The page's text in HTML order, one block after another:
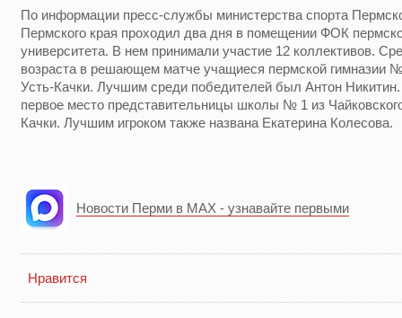
По информации пресс-службы министерства спорта
Пермского края проходил два дня в помещении ФОК
университета. В нем принимали участие 12 коллективов.
возраста в решающем матче учащиеся пермской гимназии №
Усть-Качки. Лучшим среди победителей был Антон
первое место представительницы школы № 1 из
Качки. Лучшим игроком также названа Екатерина Колесова.
Новости Перми в MAX - узнавайте первыми
Нравится